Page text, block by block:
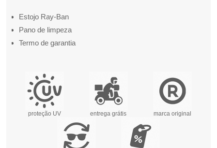
Estojo Ray-Ban
Pano de limpeza
Termo de garantia
proteção UV entrega grátis marca original